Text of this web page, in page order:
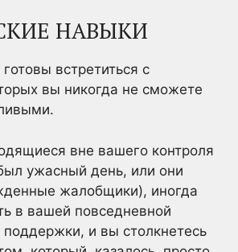
НАВЫКИ
встретиться с
вы никогда не сможете
вне вашего контроля
ужасный день, или они
жалобщики), иногда
в вашей повседневной
и вы столкнетесь